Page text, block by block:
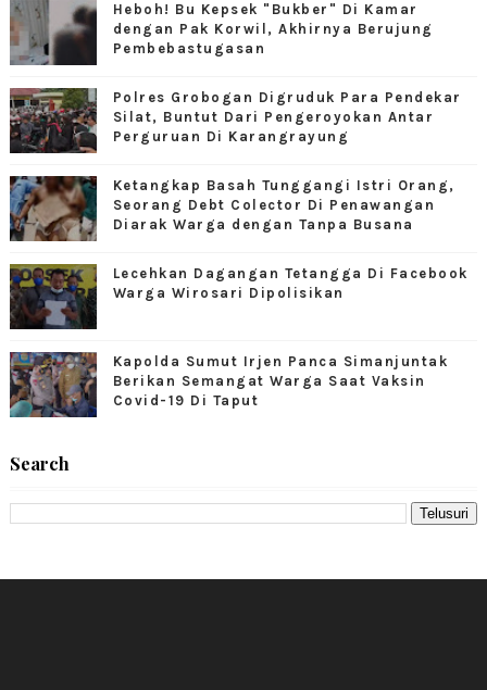
Heboh! Bu Kepsek "Bukber" Di Kamar
dengan Pak Korwil, Akhirnya Berujung
Pembebastugasan
Polres Grobogan Digruduk Para Pendekar
Silat, Buntut Dari Pengeroyokan Antar
Perguruan Di Karangrayung
Ketangkap Basah Tunggangi Istri Orang,
Seorang Debt Colector Di Penawangan
Diarak Warga dengan Tanpa Busana
Lecehkan Dagangan Tetangga Di Facebook
Warga Wirosari Dipolisikan
Kapolda Sumut Irjen Panca Simanjuntak
Berikan Semangat Warga Saat Vaksin
Covid-19 Di Taput
Search